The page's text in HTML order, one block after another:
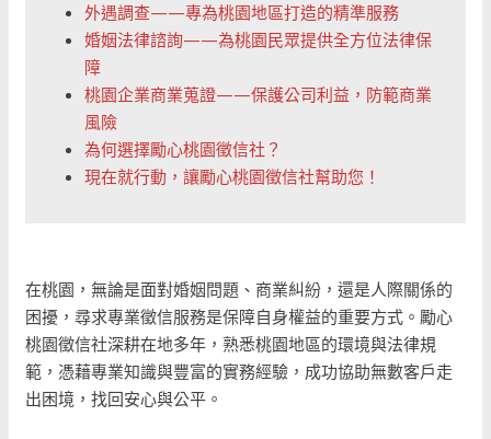
外遇調查——專為桃園地區打造的精準服務
婚姻法律諮詢——為桃園民眾提供全方位法律保
障
桃園企業商業蒐證——保護公司利益，防範商業
風險
為何選擇勵心桃園徵信社？
現在就行動，讓勵心桃園徵信社幫助您！
在桃園，無論是面對婚姻問題、商業糾紛，還是人際關係的
困擾，尋求專業徵信服務是保障自身權益的重要方式。勵心
桃園徵信社深耕在地多年，熟悉桃園地區的環境與法律規
範，憑藉專業知識與豐富的實務經驗，成功協助無數客戶走
出困境，找回安心與公平。